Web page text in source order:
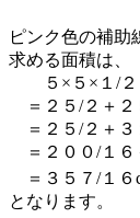
ピンク色の補
求める面積は、
５×５×１/２
＝２５/２＋２
＝２５/２＋３
＝２００/１６
＝３５７/１６
となります。